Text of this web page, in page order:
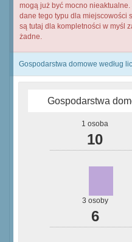
mogą już być mocno
dane tego typu dla miejscowości
są tutaj dla kompletności w myśl
żadne.
Gospodarstwa domowe według
Gospodarstwa
1 osoba
10
3 osoby
6